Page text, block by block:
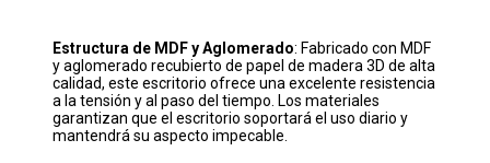
Estructura de MDF y Aglomerado: Fabricado con MDF
y aglomerado recubierto de papel de madera 3D de alta
calidad, este escritorio ofrece una excelente resistencia
a la tensión y al paso del tiempo. Los materiales
garantizan que el escritorio soportará el uso diario y
mantendrá su aspecto impecable.